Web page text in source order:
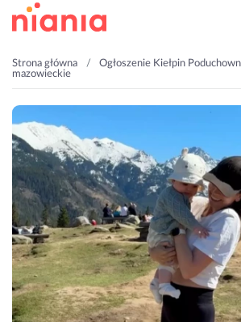
Strona główna
Ogłoszenie Kiełpin
mazowieckie